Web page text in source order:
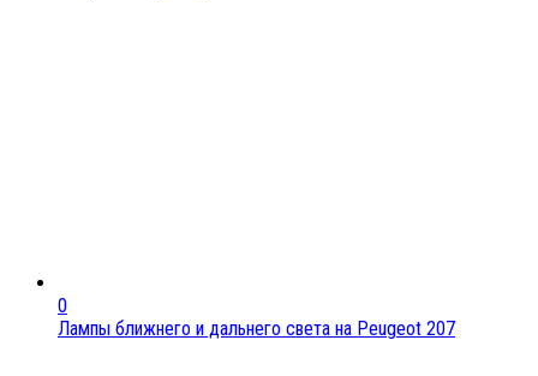
0
Лампы ближнего и дальнего света на Peugeot 207